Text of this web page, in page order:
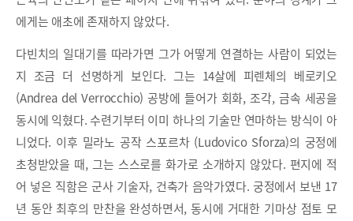
에게는 애초에 존재하지 않았다.
다빈치의 일대기를 따라가면 그가 어떻게 연결하는 사람이 되었는
지 조금 더 선명하게 보인다. 그는 14살에 피렌체의 베로키오
(Andrea del Verrocchio) 공방에 들어가 회화, 조각, 금속 세공을
동시에 익혔다. 수련기부터 이미 하나의 기술만 연마하는 방식이 아
니었다. 이후 밀라노 공작 스포르차 (Ludovico Sforza)의 궁정에
초청받았을 때, 그는 스스로를 화가로 소개하지 않았다. 편지에 적
어 넣은 직함은 군사 기술자, 건축가 음악가였다. 궁정에서 보낸 17
년 동안 최후의 만찬을 완성하면서, 동시에 거대한 기마상 점토 모